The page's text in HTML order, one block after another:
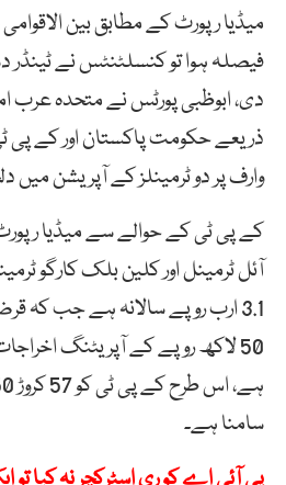
میڈیا رپورٹ کے مطابق بین
فیصلہ ہوا تو کنسلٹنٹس نے
دی، ابوظبی پورٹس نے متحدہ عرب
ذریعے حکومت پاکستان اور کے پی
وارف پر دو ٹرمینلز کے آپریشن میں
کے پی ٹی کے حوالے سے میڈیا
آئل ٹرمینل اور کلین بلک کارگو
سامنا ہے۔